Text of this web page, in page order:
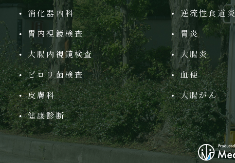
消化器内科
逆流性食道炎
胃内視鏡検査
胃炎
大腸内視鏡検査
大腸炎
ピロリ菌検査
血便
皮膚科
大腸がん
健康診断